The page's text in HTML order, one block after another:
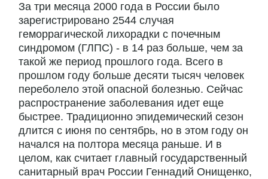
За три месяца 2000 года в России было
зарегистрировано 2544 случая
геморрагической лихорадки с почечным
синдромом (ГЛПС) - в 14 раз больше, чем за
такой же период прошлого года. Всего в
прошлом году больше десяти тысяч человек
переболело этой опасной болезнью. Сейчас
распространение заболевания идет еще
быстрее. Традиционно эпидемический сезон
длится с июня по сентябрь, но в этом году он
начался на полтора месяца раньше. И в
целом, как считает главный государственный
санитарный врач России Геннадий Онищенко,